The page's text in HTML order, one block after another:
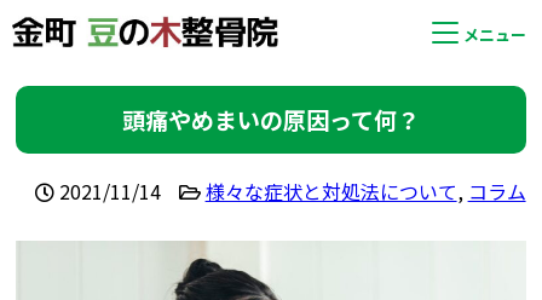
メニュー
頭痛やめまいの原因って何？
2021/11/14 様々な症状と対処法について, コラム